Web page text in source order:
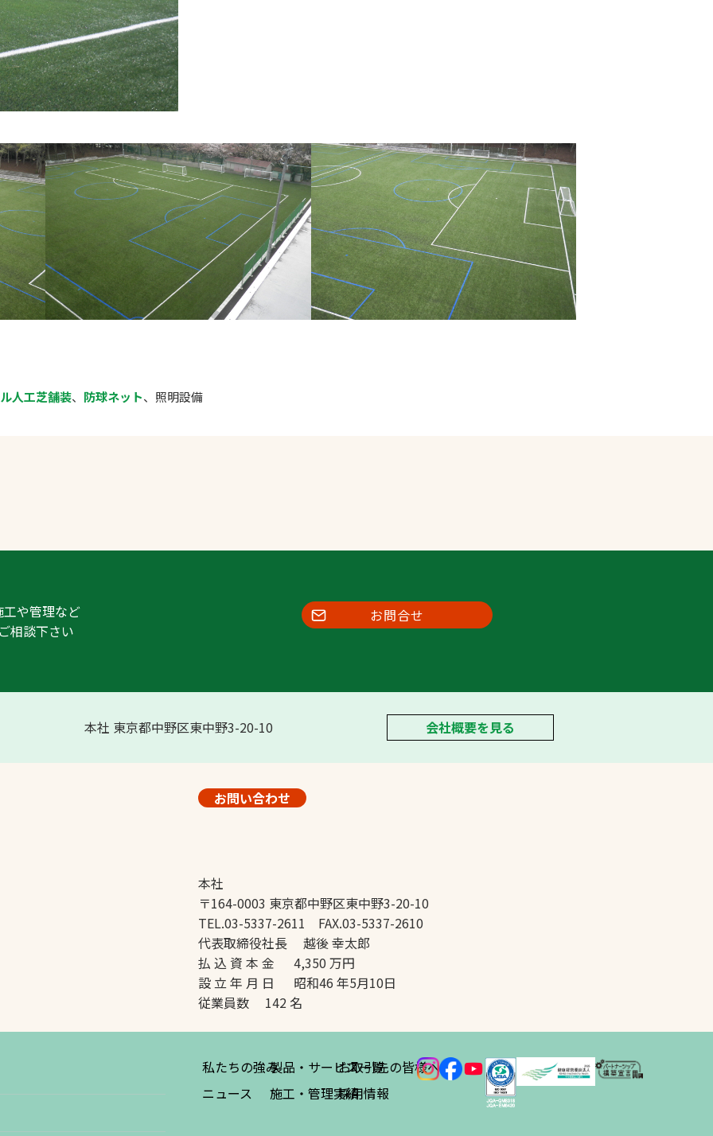
人工芝舗装、 防球ネット、照明設備
や管理など
相談下さい
お問合せ
本社 東京都中野区東中野3-20-10 会社概要を見る
お問い合わせ
本社
〒164-0003 東京都中野区東中野3-20-10
TEL.03-5337-2611 FAX.03-5337-2610
代表取締役社長 越後 幸太郎
払 込 資 本 金 4,350 万円
設 立 年 月 日 昭和46 年5月10日
従業員数 142 名
私たちの強み
ニュース
製品・サービス一覧
施工・管理実績
お取引先の皆様へ
採用情報